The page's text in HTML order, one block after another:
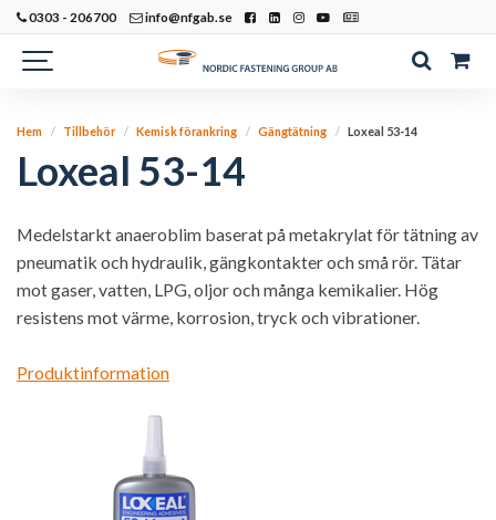
0303 - 206700 info@nfgab.se
Hem Tillbehör Kemisk förankring Gängtätning Loxeal 53-14
Loxeal 53-14
Medelstarkt anaeroblim baserat på metakrylat för tätning av
pneumatik och hydraulik, gängkontakter och små rör. Tätar
mot gaser, vatten, LPG, oljor och många kemikalier. Hög
resistens mot värme, korrosion, tryck och vibrationer.
Produktinformation